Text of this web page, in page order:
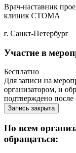
Врач-наставник
клиник СТОМА
г. Санкт-Петербург
Участие в
Бесплатно
Для записи на
организатором, и
подтверждено после
Запись закрыта
По всем
обращаться: